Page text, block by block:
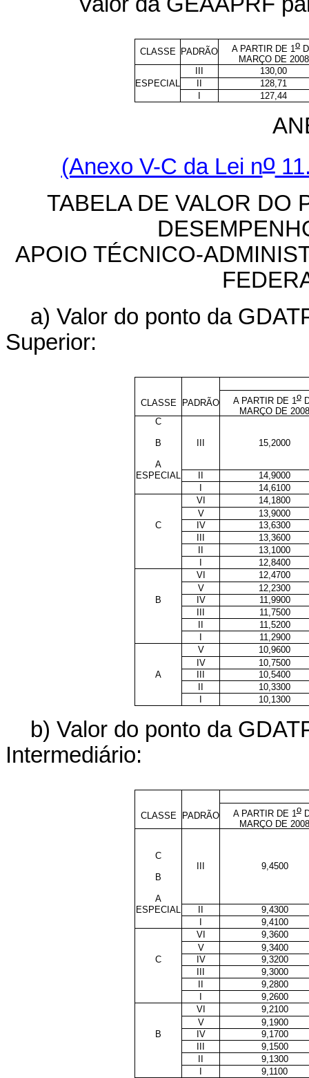
CLASSE PADRÃO A PARTIR DE 1o
MARÇO DE 2008
130,00
ESPECIAL
128,71
127,44
(Anexo V-C da Lei no
TABELA DE VALOR DO
APOIO TÉCNICO-
a) Valor do ponto da
Superior:
CLASSE PADRÃO A PARTIR DE 1o
MARÇO DE 2008
C
B
A
15,2000
ESPECIAL
14,9000
14,6100
VI
14,1800
V
13,9000
C
IV
13,6300
13,3600
13,1000
12,8400
VI
12,4700
V
12,2300
B
IV
11,9900
11,7500
11,5200
11,2900
V
10,9600
IV
10,7500
A
10,5400
10,3300
10,1300
b) Valor do ponto da
Intermediário:
CLASSE PADRÃO A PARTIR DE 1o
MARÇO DE 2008
C
B
A
9,4500
ESPECIAL
9,4300
9,4100
VI
9,3600
V
9,3400
C
IV
9,3200
9,3000
9,2800
9,2600
VI
9,2100
V
9,1900
B
IV
9,1700
9,1500
9,1300
9,1100